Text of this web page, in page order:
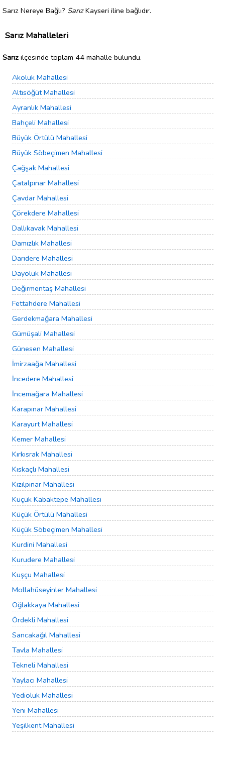
Sarız Nereye Bağlı? SarızKayseri iline bağlıdır.
Sarız Mahalleleri
Sarız ilçesinde toplam 44 mahalle bulundu.
Akoluk Mahallesi
Altısöğüt Mahallesi
Ayranlık Mahallesi
Bahçeli Mahallesi
Büyük Örtülü Mahallesi
Büyük Söbeçimen Mahallesi
Çağşak Mahallesi
Çatalpınar Mahallesi
Çavdar Mahallesi
Çörekdere Mahallesi
Dallıkavak Mahallesi
Damızlık Mahallesi
Darıdere Mahallesi
Dayoluk Mahallesi
Değirmentaş Mahallesi
Fettahdere Mahallesi
Gerdekmağara Mahallesi
Gümüşali Mahallesi
Günesen Mahallesi
İmirzaağa Mahallesi
İncedere Mahallesi
İncemağara Mahallesi
Karapınar Mahallesi
Karayurt Mahallesi
Kemer Mahallesi
Kırkısrak Mahallesi
Kıskaçlı Mahallesi
Kızılpınar Mahallesi
Küçük Kabaktepe Mahallesi
Küçük Örtülü Mahallesi
Küçük Söbeçimen Mahallesi
Kurdini Mahallesi
Kurudere Mahallesi
Kuşçu Mahallesi
Mollahüseyinler Mahallesi
Oğlakkaya Mahallesi
Ördekli Mahallesi
Sancakağıl Mahallesi
Tavla Mahallesi
Tekneli Mahallesi
Yaylacı Mahallesi
Yedioluk Mahallesi
Yeni Mahallesi
Yeşilkent Mahallesi